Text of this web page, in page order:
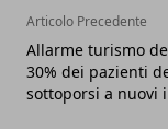
Articolo Precedente
Allarme turismo
30% dei pazienti
sottoporsi a nuovi